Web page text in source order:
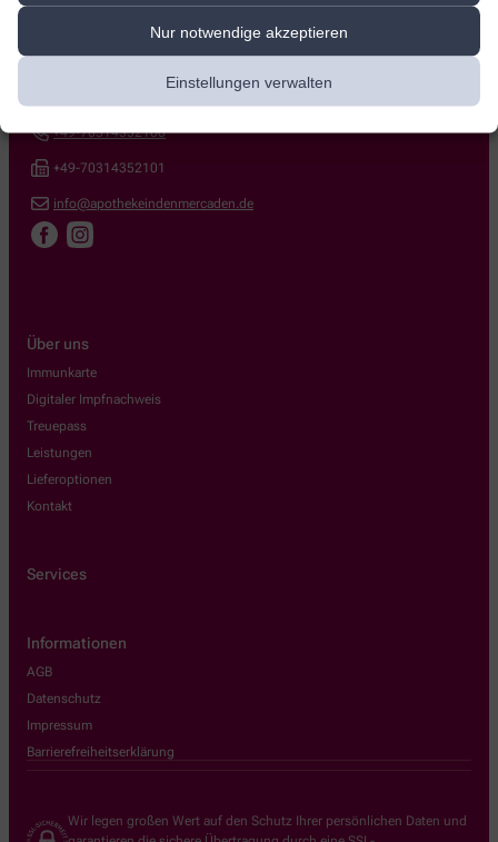
Nur notwendige akzeptieren
Einstellungen verwalten
Kontakt
Wolfgang-Brumme-Allee 27,71034 Böblingen
+49-70314352100
+49-70314352101
info@apothekeindenmercaden.de
Über uns
Immunkarte
Digitaler Impfnachweis
Treuepass
Leistungen
Lieferoptionen
Kontakt
Services
Informationen
AGB
Datenschutz
Impressum
Barrierefreiheitserklärung
Wir legen großen Wert auf den Schutz Ihrer persönlichen Daten und